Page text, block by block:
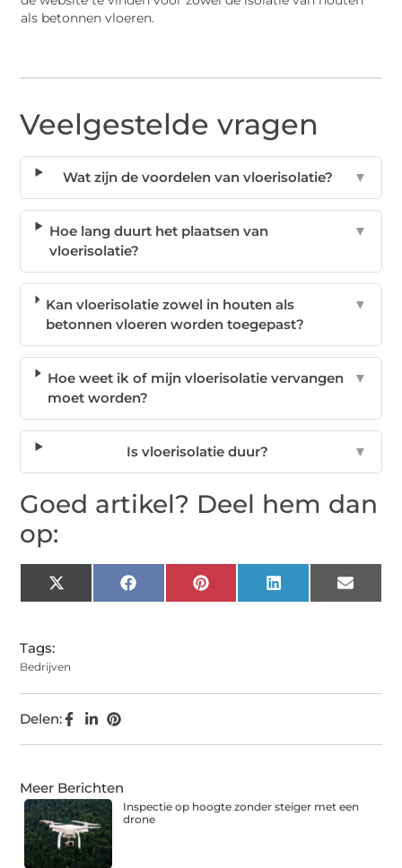
als betonnen vloeren.
Veelgestelde vragen
Wat zijn de voordelen van vloerisolatie? ▼
Hoe lang duurt het plaatsen van
vloerisolatie?
▼
Kan vloerisolatie zowel in houten als
betonnen vloeren worden toegepast?
▼
Hoe weet ik of mijn vloerisolatie vervangen
moet worden?
▼
Is vloerisolatie duur? ▼
Goed artikel? Deel hem dan
op:
X
(Twitter)
Facebook Pinterest LinkedIn Email
Tags:
Bedrijven
Delen:
Meer Berichten
Inspectie op hoogte zonder steiger met een
drone